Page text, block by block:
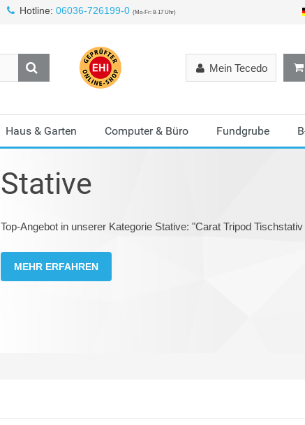
Hotline: 06036-726199-0 (Mo-Fr: 8-17 Uhr)
Mein Tecedo
Haus & Garten Computer & Büro Fundgrube
Stative
Top-Angebot in unserer Kategorie Stative: "Carat Tripod Tischstativ
MEHR ERFAHREN